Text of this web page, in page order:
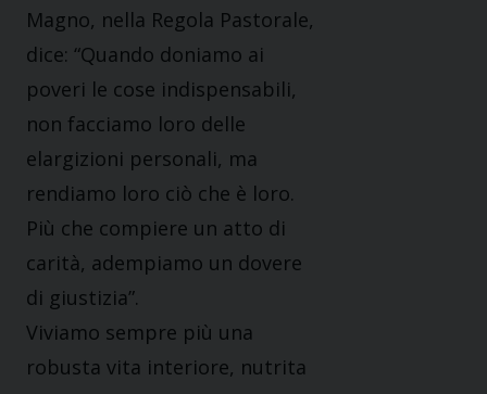
Magno, nella Regola Pastorale,
dice: “Quando doniamo ai
poveri le cose indispensabili,
non facciamo loro delle
elargizioni personali, ma
rendiamo loro ciò che è loro.
Più che compiere un atto di
carità, adempiamo un dovere
di giustizia”.
Viviamo sempre più una
robusta vita interiore, nutrita